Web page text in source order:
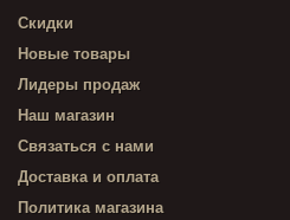
Скидки
Новые товары
Лидеры продаж
Наш магазин
Связаться с нами
Доставка и оплата
Политика магазина